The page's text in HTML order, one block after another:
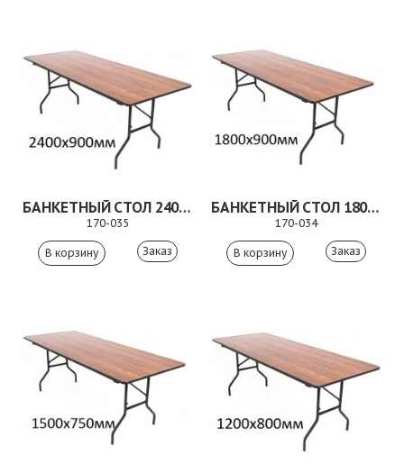
БАНКЕТНЫЙ СТОЛ 2400Х900 ММ
170-035
Заказ
БАНКЕТНЫЙ СТОЛ 1800Х900 ММ
170-034
Заказ